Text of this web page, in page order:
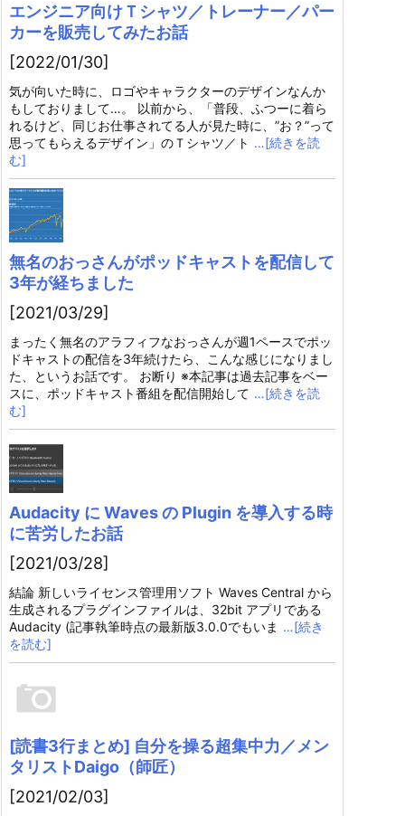
エンジニア向けＴシャツ／トレーナー／パー
カーを販売してみたお話
[2022/01/30]
気が向いた時に、ロゴやキャラクターのデザインなんか
もしておりまして…。 以前から、「普段、ふつーに着ら
れるけど、同じお仕事されてる人が見た時に、”お？”って
思ってもらえるデザイン」のＴシャツ／ト …[続きを読
む]
無名のおっさんがポッドキャストを配信して
3年が経ちました
[2021/03/29]
まったく無名のアラフィフなおっさんが週1ペースでポッ
ドキャストの配信を3年続けたら、こんな感じになりまし
た、というお話です。 お断り ※本記事は過去記事をベー
スに、ポッドキャスト番組を配信開始して …[続きを読
む]
Audacity に Waves の Plugin を導入する時
に苦労したお話
[2021/03/28]
結論 新しいライセンス管理用ソフト Waves Central から
生成されるプラグインファイルは、32bit アプリである
Audacity (記事執筆時点の最新版3.0.0でもいま …[続き
を読む]
[読書3行まとめ] 自分を操る超集中力／メン
タリストDaigo（師匠）
[2021/02/03]